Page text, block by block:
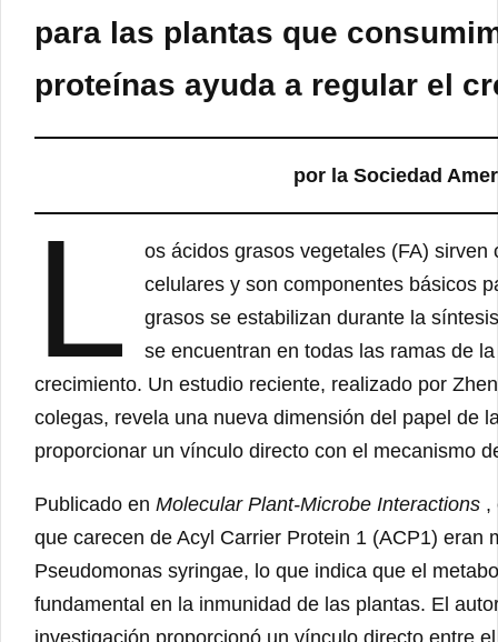
para las plantas que
proteínas ayuda a regular el
por la Sociedad
L
os ácidos grasos vegetales (FA)
celulares y son componentes básicos
grasos se estabilizan durante la
se encuentran en todas las ramas de
crecimiento. Un estudio reciente, realizado por
colegas, revela una nueva dimensión del papel de
proporcionar un vínculo directo con el mecanismo
Publicado en Molecular Plant-Microbe Interactions ,
que carecen de Acyl Carrier Protein 1 (ACP1) eran
Pseudomonas syringae, lo que indica que el
fundamental en la inmunidad de las plantas. El
investigación proporcionó un vínculo directo entre